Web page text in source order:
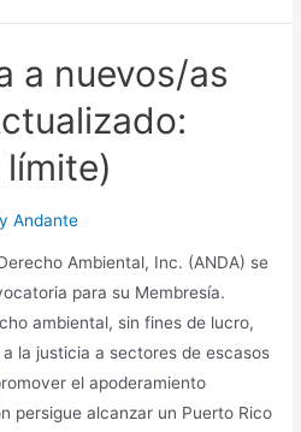
a nuevos/as
Andante
Ambiental, Inc. (ANDA) se
para su Membresía.
ambiental, sin fines de lucro,
la justicia a sectores de escasos
el apoderamiento
persigue alcanzar un Puerto Rico